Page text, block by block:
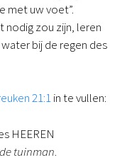
met uw voet”.
zou zijn, leren
bij de regen des
21:1in te vullen:
HEEREN
tuinman.